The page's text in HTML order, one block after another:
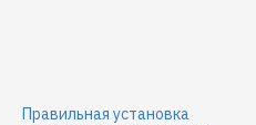
Правильная установка